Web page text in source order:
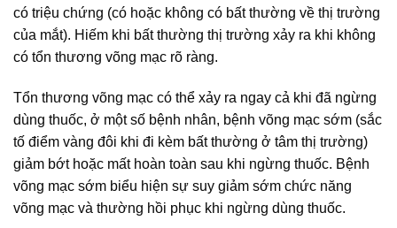
có triệu chứng (có hoặc không có bất thường về thị trường
của mắt). Hiếm khi bất thường thị trường xảy ra khi không
có tổn thương võng mạc rõ ràng.
Tổn thương võng mạc có thể xảy ra ngay cả khi đã ngừng
dùng thuốc, ở một số bệnh nhân, bệnh võng mạc sớm (sắc
tố điểm vàng đôi khi đi kèm bất thường ở tâm thị trường)
giảm bớt hoặc mất hoàn toàn sau khi ngừng thuốc. Bệnh
võng mạc sớm biểu hiện sự suy giảm sớm chức năng
võng mạc và thường hồi phục khi ngừng dùng thuốc.